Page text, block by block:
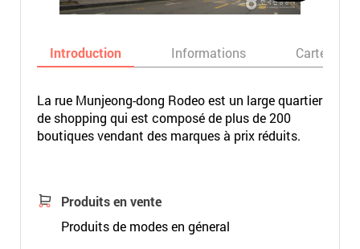
Introduction Informations Carte
La rue Munjeong-dong Rodeo est un large quartier
de shopping qui est composé de plus de 200
boutiques vendant des marques à prix réduits.
Produits en vente
Produits de modes en géneral